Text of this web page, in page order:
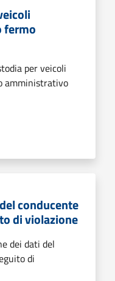
fermo
per veicoli
amministrativo
conducente
di violazione
dei dati del
di